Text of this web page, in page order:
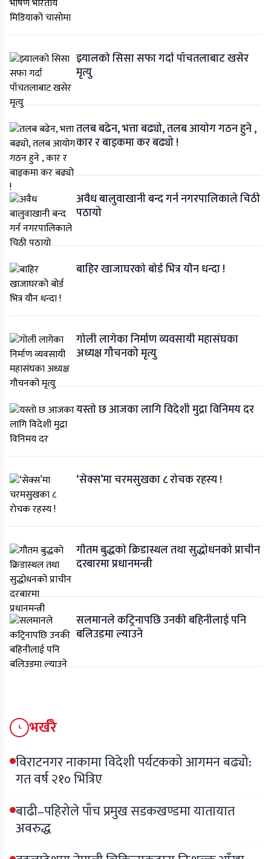
झ्यालको सिसा सफा गर्दा पाँचतलाबाट खसेर
मृत्यु
तलब बढेन, भत्ता बढ्यो, तलब आयोग गठन हुने ,
कार र बाइकमा कर बढ्यो !
अवैध बालुवाखानी बन्द गर्न नगरपालिकाले चिठी
पठायो
बाहिर खाजाघरको बोर्ड भित्र यौन धन्दा !
गोली लागेका निर्माण व्यवसायी महासंघका
अध्यक्ष गौचनको मृत्यु
यस्तो छ आजका लागि विदेशी मुद्रा विनिमय दर
‘सेक्स’मा चरमसुखका ८ रोचक रहस्य !
गौतम बुद्धको क्रिडास्थल तथा सुद्धोधनको प्राचीन
दरबारमा प्रधानमन्त्री
सलमानले कट्रिनापछि उनकी बहिनीलाई पनि
बलिउडमा ल्याउने
भर्खरै
विराटनगर नाकामा विदेशी पर्यटकको आगमन बढ्यो:
गत वर्ष २१० भित्रिए
बाढी–पहिरोले पाँच प्रमुख सडकखण्डमा यातायात
अवरुद्ध